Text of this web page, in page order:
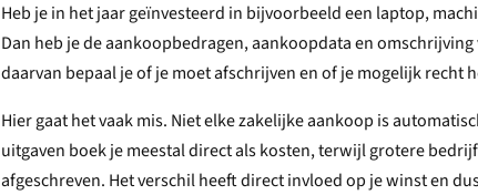
Heb je in het jaar geïnvesteerd in bijvoorbeeld een laptop,
Dan heb je de aankoopbedragen, aankoopdata en
daarvan bepaal je of je moet afschrijven en of je mogelijk
Hier gaat het vaak mis. Niet elke zakelijke aankoop is
uitgaven boek je meestal direct als kosten, terwijl grotere
afgeschreven. Het verschil heeft direct invloed op je winst en